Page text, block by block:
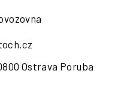
Ostrava Poruba